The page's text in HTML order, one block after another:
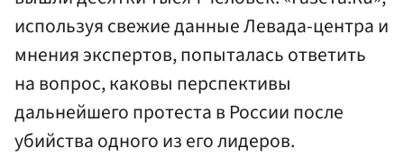
используя свежие данные Левада-центра и
мнения экспертов, попыталась ответить
на вопрос, каковы перспективы
дальнейшего протеста в России после
убийства одного из его лидеров.